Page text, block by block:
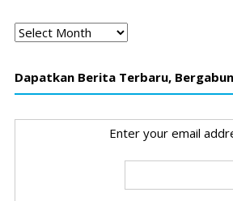
Arsip
Dapatkan Berita Terbaru,
Enter your email